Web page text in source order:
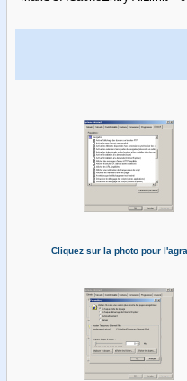
Cliquez sur la photo pour